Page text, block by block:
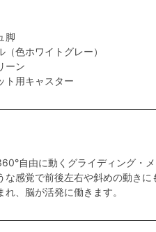
脚
色ホワイトグレー）
ーン
ト用キャスター
自由に動くグライディング・メ
感覚で前後左右や斜めの動きに
、脳が活発に働きます。